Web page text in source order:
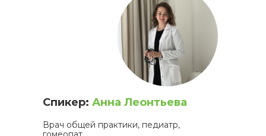
Спикер: Анна Леонтьева
Врач общей практики, педиатр,